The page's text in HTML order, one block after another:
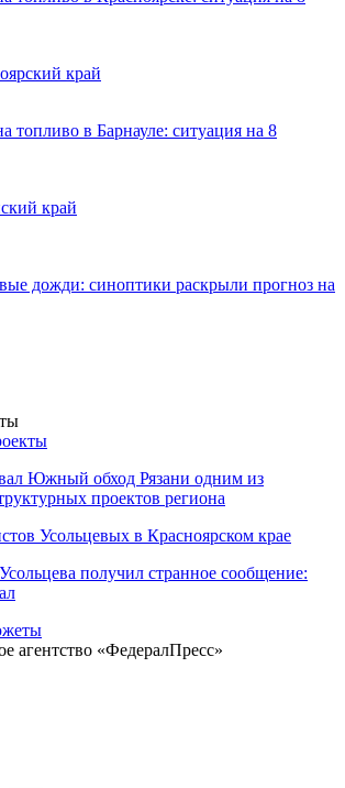
край
топливо в Барнауле: ситуация на 8
край
дожди: синоптики раскрыли прогноз на
Южный обход Рязани одним из
проектов региона
Усольцевых в Красноярском крае
получил странное сообщение:
агентство «ФедералПресс»